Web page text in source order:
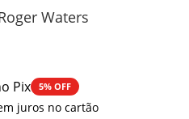
Waters
Pix 5% OFF
juros no cartão